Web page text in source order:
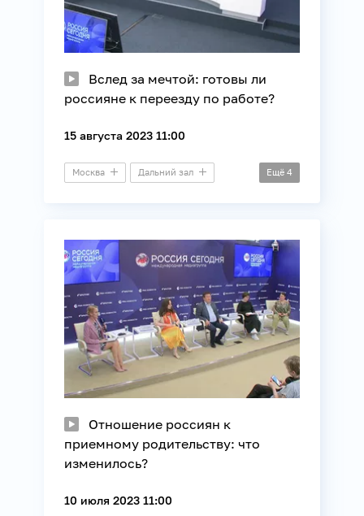
Вслед за мечтой: готовы ли
россияне к переезду по работе?
15 августа 2023 11:00
Москва Дальний зал Ещё 4
Отношение россиян к
приемному родительству: что
изменилось?
10 июля 2023 11:00